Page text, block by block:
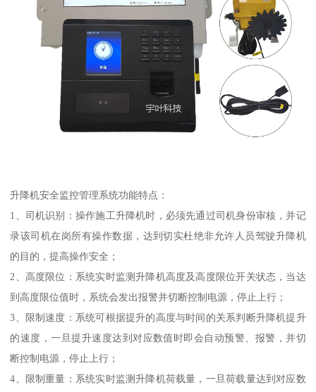
升降机安全监控管理系统功能特点：
1、司机识别：操作施工升降机时，必须先通过司机身份审核，并记
录该司机在岗所有操作数据，达到切实杜绝非允许人员驾驶升降机
的目的，提高操作安全；
2、高度限位：系统实时监测升降机高度及高度限位开关状态，当达
到高度限位值时，系统会发出报警并切断控制电源，停止上行；
3、限制速度：系统可根据提升的高度与时间的关系判断升降机提升
的速度，一旦提升速度达到对应数值时即会自动预警、报警，并切
断控制电源，停止上行；
4、限制重量：系统实时监测升降机荷载量，一旦荷载量达到对应数